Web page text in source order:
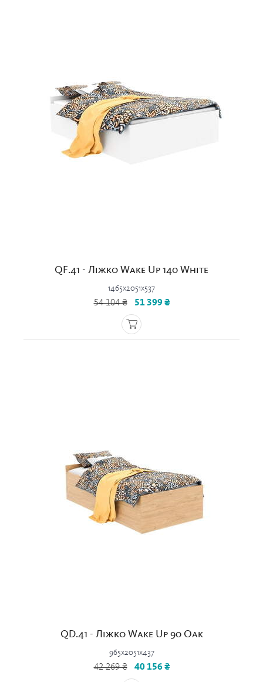
QF.41 - Ліжко Wake Up 140 White
1465x2051x537
54 104 ₴ 51 399 ₴
QD.41 - Ліжко Wake Up 90 Oak
965x2051x437
42 269 ₴ 40 156 ₴